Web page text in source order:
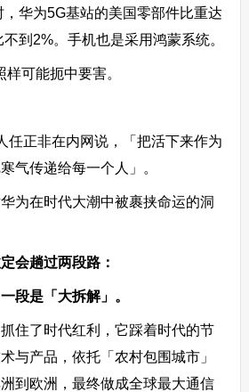
华为5G基站的美国零部件比重达
到2%。手机也是采用鸿蒙系统。
可能扼中要害。
任正非在内网说，「把活下来作为
气传递给每一个人」。
为在时代大潮中被裹挟命运的洞
会趟过两段路：
段是「大拆解」。
住了时代红利，它踩着时代的节
与产品，依托「农村包围城市」
到欧洲，最终做成全球最大通信